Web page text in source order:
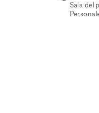
Sala del